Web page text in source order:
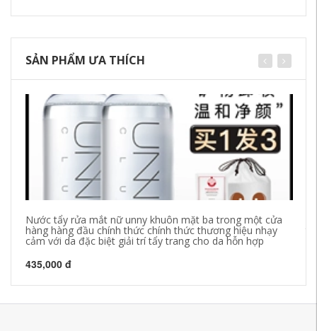
SẢN PHẨM ƯA THÍCH
Nước tẩy rửa mắt nữ unny khuôn mặt ba trong một cửa
hàng hàng đầu chính thức chính thức thương hiệu nhạy
cảm với da đặc biệt giải trí tẩy trang cho da hỗn hợp
435,000 đ